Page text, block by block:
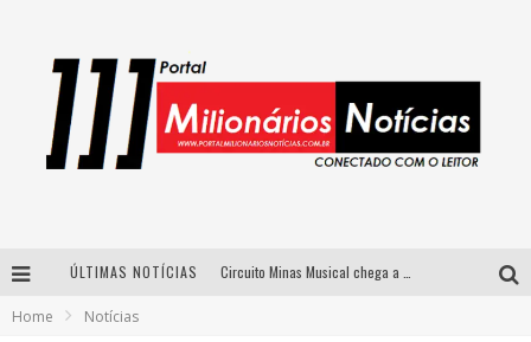
ÚLTIMAS NOTÍCIAS
Home Notícias